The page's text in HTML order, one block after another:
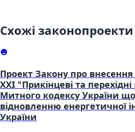
Схожі законопроекти
Проект Закону про внесення
XXI "Прикінцеві та
Митного кодексу України
відновленню енергетичної
України